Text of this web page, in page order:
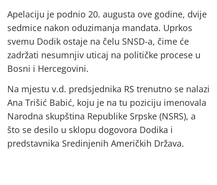
Apelaciju je podnio 20. augusta ove godine, dvije
sedmice nakon oduzimanja mandata. Uprkos
svemu Dodik ostaje na čelu SNSD-a, čime će
zadržati nesumnjiv uticaj na političke procese u
Bosni i Hercegovini.
Na mjestu v.d. predsjednika RS trenutno se nalazi
Ana Trišić Babić, koju je na tu poziciju imenovala
Narodna skupština Republike Srpske (NSRS), a
što se desilo u sklopu dogovora Dodika i
predstavnika Sredinjenih Američkih Država.